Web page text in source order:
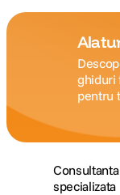
ghiduri
pentru
Consultanta
specializata